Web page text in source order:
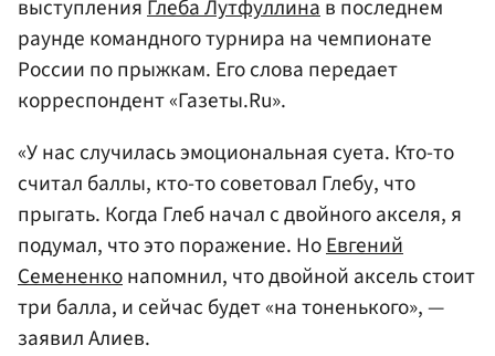
выступленияГлеба Лутфуллинав последнем
раунде командного турнира на чемпионате
России по прыжкам. Его слова передает
корреспондент «Газеты.Ru».
«У нас случилась эмоциональная суета. Кто-то
считал баллы, кто-то советовал Глебу, что
прыгать. Когда Глеб начал с двойного акселя, я
подумал, что это поражение. НоЕвгений
Семененконапомнил, что двойной аксель стоит
три балла, и сейчас будет «на тоненького», —
заявил Алиев.